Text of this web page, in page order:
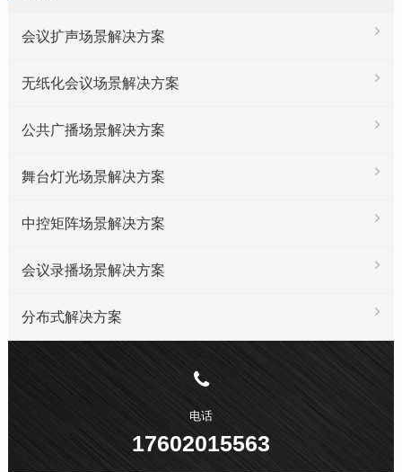
会议扩声场景解决方案
无纸化会议场景解决方案
公共广播场景解决方案
舞台灯光场景解决方案
中控矩阵场景解决方案
会议录播场景解决方案
分布式解决方案
电话
17602015563